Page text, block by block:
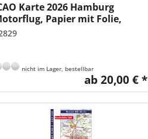
Karte 2026 Hamburg
Papier mit Folie,
1:500.000 mit...
nicht im Lager, bestellbar
ab 20,00 € *